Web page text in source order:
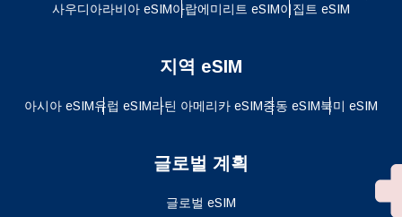
사우디아라비아 eSIM아랍에미리트 eSIM이집트 eSIM
지역 eSIM
아시아 eSIM유럽 ​​eSIM라틴 아메리카 eSIM중동 eSIM북미 eSIM
글로벌 계획
글로벌 eSIM